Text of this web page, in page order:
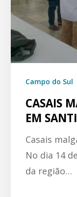
Campo do Sul
CASAIS
EM
Casais
No dia 14
da região…